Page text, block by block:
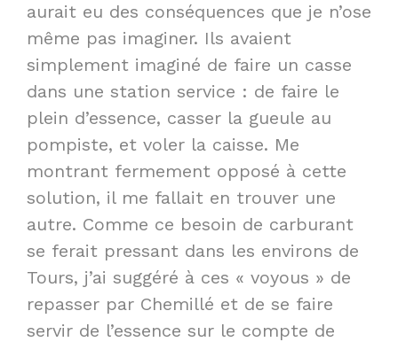
aurait eu des conséquences que je n’ose
même pas imaginer. Ils avaient
simplement imaginé de faire un casse
dans une station service : de faire le
plein d’essence, casser la gueule au
pompiste, et voler la caisse. Me
montrant fermement opposé à cette
solution, il me fallait en trouver une
autre. Comme ce besoin de carburant
se ferait pressant dans les environs de
Tours, j’ai suggéré à ces « voyous » de
repasser par Chemillé et de se faire
servir de l’essence sur le compte de